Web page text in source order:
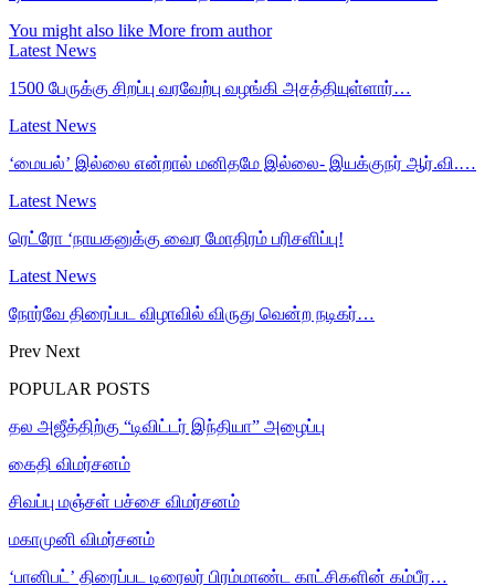
You might also like More from author
Latest News
1500 பேருக்கு சிறப்பு வரவேற்பு வழங்கி அசத்தியுள்ளார்…
Latest News
‘மையல்’ இல்லை என்றால் மனிதமே இல்லை- இயக்குநர் ஆர்.வி.…
Latest News
ரெட்ரோ ‘நாயகனுக்கு வைர மோதிரம் பரிசளிப்பு!
Latest News
நோர்வே திரைப்பட விழாவில் விருது வென்ற நடிகர்…
Prev Next
POPULAR POSTS
தல அஜீத்திற்கு “டிவிட்டர் இந்தியா” அழைப்பு
கைதி விமர்சனம்
சிவப்பு மஞ்சள் பச்சை விமர்சனம்
மகாமுனி விமர்சனம்
‘பானிபட்’ திரைப்பட டிரைலர் பிரம்மாண்ட காட்சிகளின் கம்பீர…